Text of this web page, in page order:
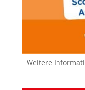
Weitere